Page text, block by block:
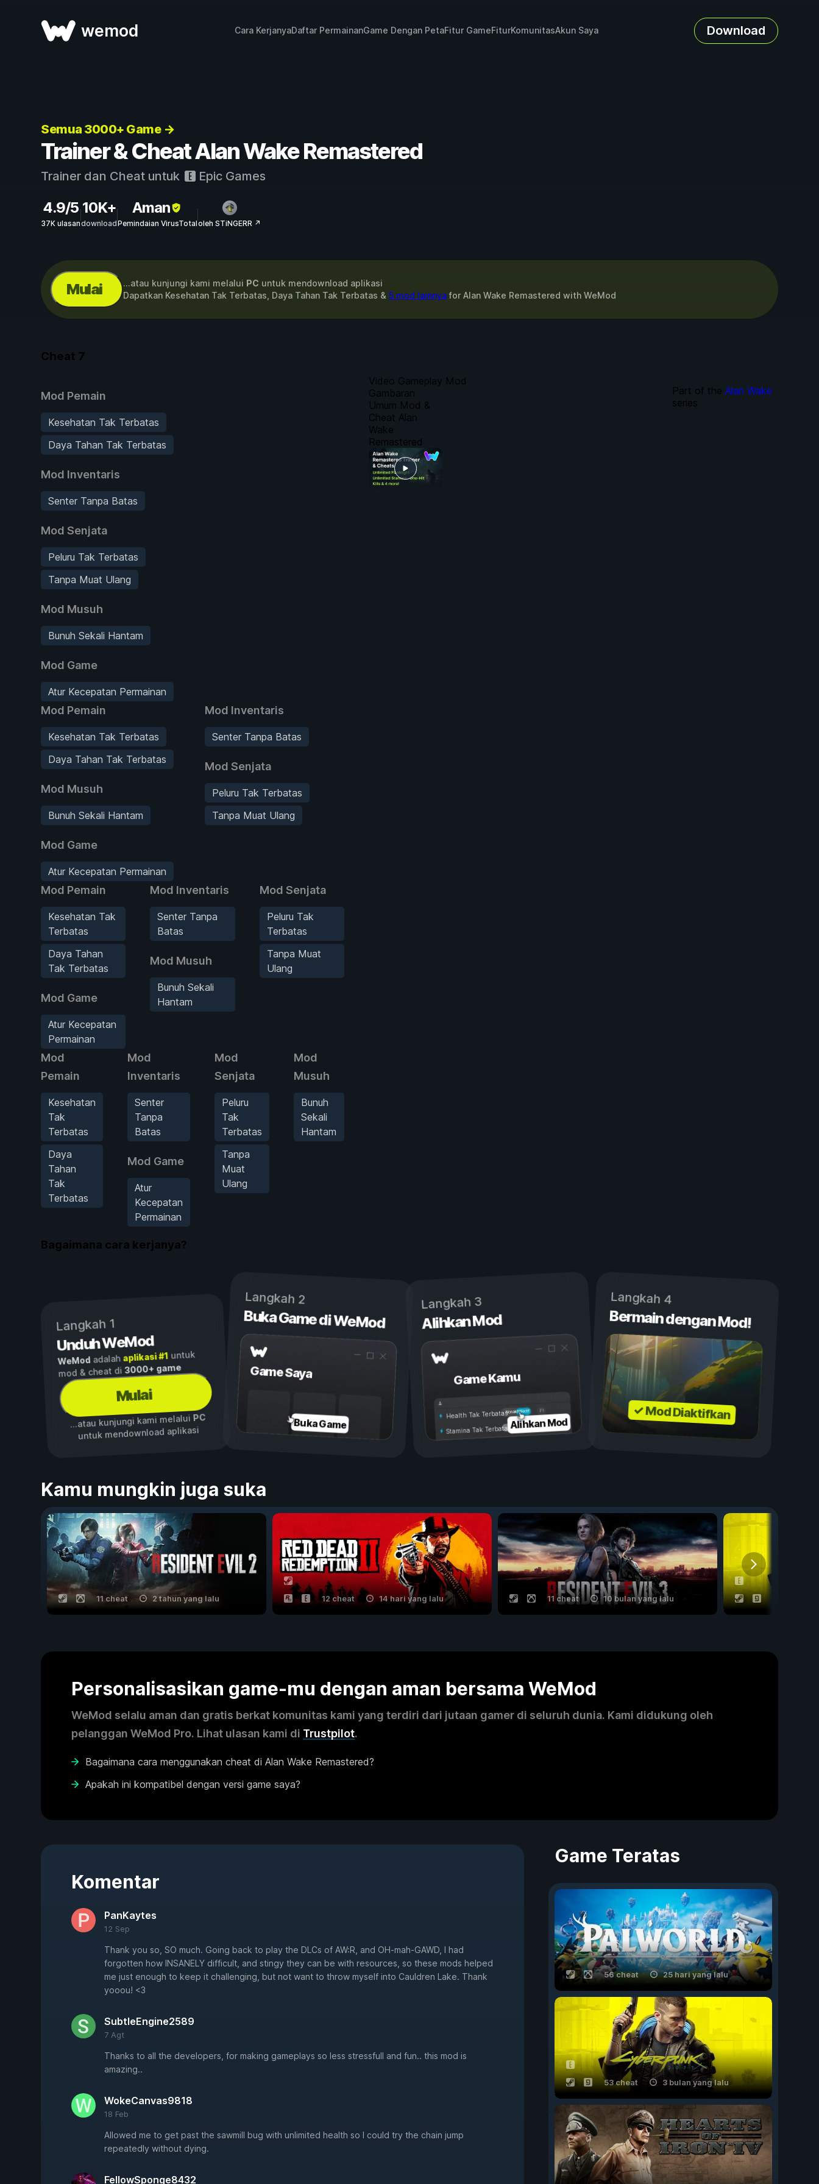
wemod Cara KerjanyaDaftar PermainanGame Dengan PetaFitur GameFiturKomunitasAkun Saya Download
Semua 3000+ Game →
Trainer & Cheat Alan Wake Remastered
Trainer dan Cheat untuk Epic Games
4.9/5
37K ulasan
10K+
download
Aman
Pemindaian VirusTotaloleh STiNGERR ↗
Mulai ...atau kunjungi kami melalui PC untuk mendownload aplikasi
Dapatkan Kesehatan Tak Terbatas, Daya Tahan Tak Terbatas & 5 mod lainnyafor Alan Wake Remastered with WeMod
Cheat 7
Mod Pemain
Kesehatan Tak Terbatas
Daya Tahan Tak Terbatas
Mod Inventaris
Senter Tanpa Batas
Mod Senjata
Peluru Tak Terbatas
Tanpa Muat Ulang
Mod Musuh
Bunuh Sekali Hantam
Mod Game
Atur Kecepatan Permainan
Mod Pemain
Kesehatan Tak Terbatas
Daya Tahan Tak Terbatas
Mod Musuh
Bunuh Sekali Hantam
Mod Game
Atur Kecepatan Permainan
Mod Inventaris
Senter Tanpa Batas
Mod Senjata
Peluru Tak Terbatas
Tanpa Muat Ulang
Mod Pemain
Kesehatan Tak
Terbatas
Daya Tahan
Tak Terbatas
Mod Game
Atur Kecepatan
Permainan
Mod Inventaris
Senter Tanpa
Batas
Mod Musuh
Bunuh Sekali
Hantam
Mod Senjata
Peluru Tak
Terbatas
Tanpa Muat
Ulang
Mod
Pemain
Kesehatan
Tak
Terbatas
Daya
Tahan
Tak
Terbatas
Mod
Inventaris
Senter
Tanpa
Batas
Mod Game
Atur
Kecepatan
Permainan
Mod
Senjata
Peluru
Tak
Terbatas
Tanpa
Muat
Ulang
Mod
Musuh
Bunuh
Sekali
Hantam
Video Gameplay Mod
Gambaran
Umum Mod &
Cheat Alan
Wake
Remastered
Part of theAlan Wake
series
Bagaimana cara kerjanya?
Langkah 1
Unduh WeMod
WeMod adalah aplikasi #1untuk
mod & cheat di3000+ game
Mulai
...atau kunjungi kami melalui PC
untuk mendownload aplikasi
Langkah 2
Buka Game di WeMod
Game Saya
Buka Game
Langkah 3
Alihkan Mod
Game Kamu
Aktif
Nonaktif
Health Tak Terbatas
Stamina Tak TerbatasAlihkan Mod
Langkah 4
Bermain dengan Mod!
✓ Mod Diaktifkan
Kamu mungkin juga suka
11 cheat 2 tahun yang lalu 12 cheat 14 hari yang lalu 11 cheat 10 bulan yang lalu
Personalisasikan game-mu dengan aman bersama WeMod
WeMod selalu aman dan gratis berkat komunitas kami yang terdiri dari jutaan gamer di seluruh dunia. Kami didukung oleh
pelanggan WeMod Pro. Lihat ulasan kami di Trustpilot.
Bagaimana cara menggunakan cheat di Alan Wake Remastered?
Apakah ini kompatibel dengan versi game saya?
Komentar
PanKaytes
12 Sep
Thank you so, SO much. Going back to play the DLCs of AW:R, and OH-mah-GAWD, I had
forgotten how INSANELY difficult, and stingy they can be with resources, so these mods helped
me just enough to keep it challenging, but not want to throw myself into Cauldren Lake. Thank
yooou! <3
SubtleEngine2589
7 Agt
Thanks to all the developers, for making gameplays so less stressfull and fun.. this mod is
amazing..
WokeCanvas9818
18 Feb
Allowed me to get past the sawmill bug with unlimited health so I could try the chain jump
repeatedly without dying.
FellowSponge8432
Game Teratas
56 cheat 25 hari yang lalu
53 cheat 3 bulan yang lalu